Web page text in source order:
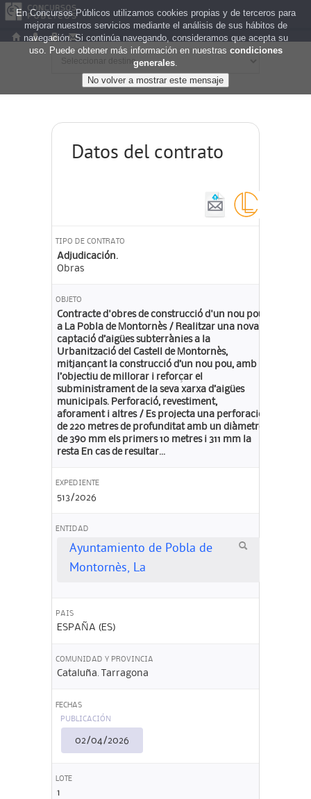
Datos del contrato
TIPO DE CONTRATO
Adjudicación.
Obras
OBJETO
Contracte d'obres de construcció d'un nou pou
a La Pobla de Montornès / Realitzar una nova
captació d’aigües subterrànies a la
Urbanització del Castell de Montornès,
mitjançant la construcció d’un nou pou, amb
l’objectiu de millorar i reforçar el
subministrament de la seva xarxa d’aigües
municipals. Perforació, revestiment,
aforament i altres / Es projecta una perforació
de 220 metres de profunditat amb un diàmetre
de 390 mm els primers 10 metres i 311 mm la
resta En cas de resultar...
EXPEDIENTE
513/2026
ENTIDAD
Ayuntamiento de Pobla de
Montornès, La
PAIS
ESPAÑA (ES)
COMUNIDAD Y PROVINCIA
Cataluña. Tarragona
FECHAS
PUBLICACIÓN
02/04/2026
LOTE
1
En Concursos Públicos utilizamos cookies propias y de terceros para
mejorar nuestros servicios mediante el análisis de sus hábitos de
navegación. Si continúa navegando, consideramos que acepta su
uso. Puede obtener más información en nuestras condiciones
generales.